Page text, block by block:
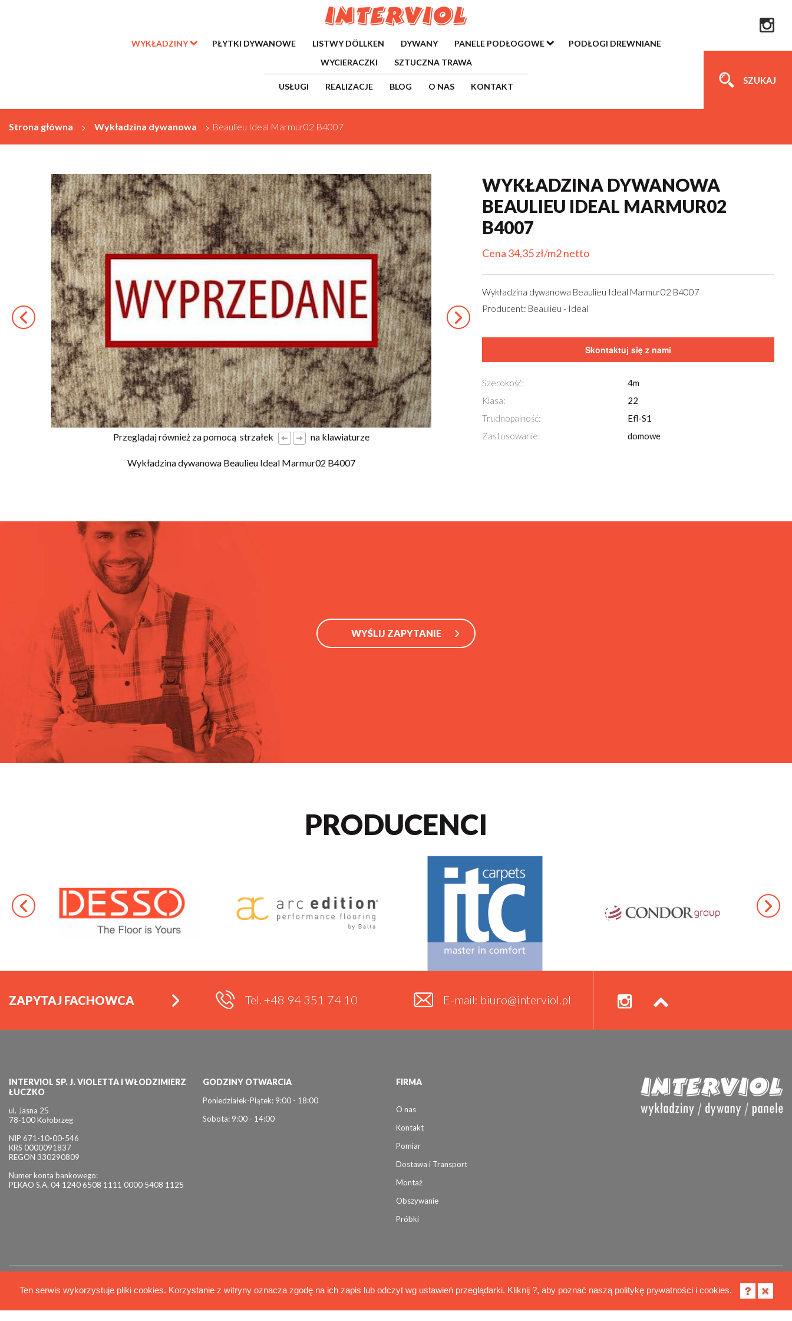
WYKŁADZINY PŁYTKI DYWANOWE LISTWY DÖLLKEN DYWANY PANELE PODŁOGOWE
PODŁOGI DREWNIANE
WYCIERACZKI
SZTUCZNA TRAWA
USŁUGI REALIZACJE BLOG O NAS KONTAKT
SZUKAJ
Strona główna > Wykładzina dywanowa > Beaulieu Ideal Marmur02 B4007
Przeglądaj również za pomocą strzałek na klawiaturze
Wykładzina dywanowa Beaulieu Ideal Marmur02 B4007
Przeglądaj również za pomocą
WYKŁADZINA DYWANOWA
BEAULIEU IDEAL MARMUR02
B4007
Cena 34,35 zł/m2 netto
Wykładzina dywanowa Beaulieu Ideal Marmur02 B4007
Producent: Beaulieu - Ideal
Skontaktuj się z nami
Szerokość:
4m
Klasa:
22
Trudnopalność:
Efl-S1
Zastosowanie:
domowe
WYŚLIJ ZAPYTANIE
PRODUCENCI
ZAPYTAJ FACHOWCA Tel. +48 94 351 74 10 E-mail: biuro@interviol.pl
INTERVIOL SP. J. VIOLETTA I WŁODZIMIERZ
ŁUCZKO
ul. Jasna 25
78-100 Kołobrzeg
NIP 671-10-00-546
KRS 0000091837
REGON 330290809
Numer konta bankowego:
PEKAO S.A. 04 1240 6508 1111 0000 5408 1125
GODZINY OTWARCIA
Poniedziałek-Piątek: 9:00 - 18:00
Sobota: 9:00 - 14:00
FIRMA
O nas
Kontakt
Pomiar
Dostawa i Transport
Montaż
Obszywanie
Próbki
© 2026 Interviol Polityka cookies
Ten serwis wykorzystuje pliki cookies. Korzystanie z witryny oznacza zgodę na ich zapis lub odczyt wg ustawień przeglądarki. Kliknij ?, aby poznać naszą politykę prywatności i cookies.